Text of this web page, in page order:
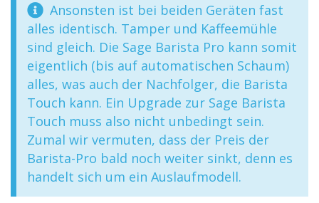
Ansonsten ist bei beiden Geräten fast
alles identisch. Tamper und Kaffeemühle
sind gleich. Die Sage Barista Pro kann somit
eigentlich (bis auf automatischen Schaum)
alles, was auch der Nachfolger, die Barista
Touch kann. Ein Upgrade zur Sage Barista
Touch muss also nicht unbedingt sein.
Zumal wir vermuten, dass der Preis der
Barista-Pro bald noch weiter sinkt, denn es
handelt sich um ein Auslaufmodell.